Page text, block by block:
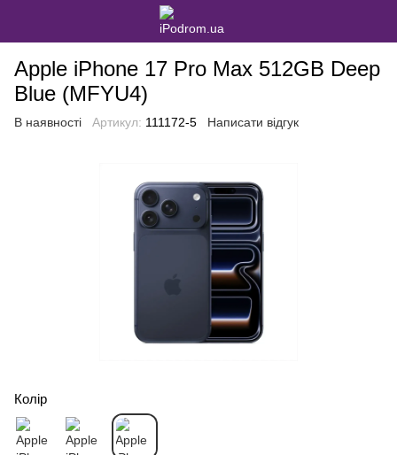
Apple iPhone 17 Pro Max 512GB Deep
Blue (MFYU4)
В наявності Артикул: 111172-5 Написати відгук
Колір